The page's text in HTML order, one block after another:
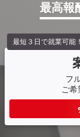
最高報
フ
ご希
最短３日で就業可能！